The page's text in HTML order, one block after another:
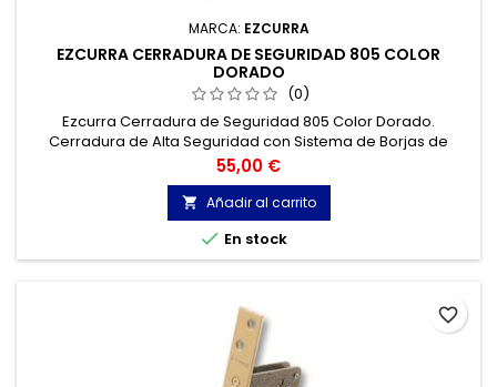
MARCA: EZCURRA
EZCURRA CERRADURA DE SEGURIDAD 805 COLOR
DORADO
(0)
Ezcurra Cerradura de Seguridad 805 Color Dorado.
Cerradura de Alta Seguridad con Sistema de Borjas de
Doble Efecto. Palanca de barras de acero. Pkaporte
reversible.
Precio
55,00 €
 Añadir al carrito
 En stock
favorite_border